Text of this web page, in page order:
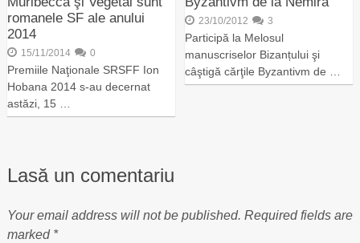
romanele SF ale anului
2014
15/11/2014 0
Premiile Naţionale SRSFF Ion
Hobana 2014 s-au decernat
astăzi, 15 …
23/10/2012 3
Participă la Melosul
manuscriselor Bizanțului şi
câştigă cărţile Byzantivm de …
Lasă un comentariu
Your email address will not be published. Required fields are
marked *